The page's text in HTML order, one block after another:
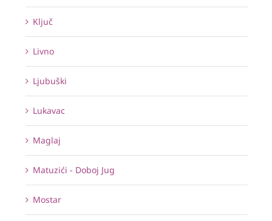
Ključ
Livno
Ljubuški
Lukavac
Maglaj
Matuzići - Doboj Jug
Mostar